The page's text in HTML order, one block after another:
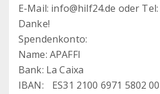
E-Mail: info@hilf24.de oder
Danke!
Spendenkonto:
Name: APAFFI
Bank: La Caixa
IBAN: ES31 2100 6971 5802